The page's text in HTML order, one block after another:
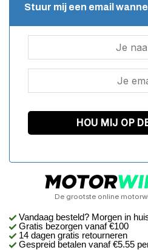
Stuur mij een email
De grootste online
Vandaag besteld? Morgen in
Gratis bezorgen vanaf €100
14 dagen gratis retourneren
Gespreid betalen vanaf €5.55